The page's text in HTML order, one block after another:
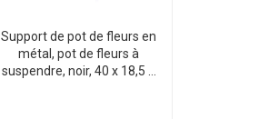
Support de pot de fleurs en
métal, pot de fleurs à
suspendre, noir, 40 x 18,5 x